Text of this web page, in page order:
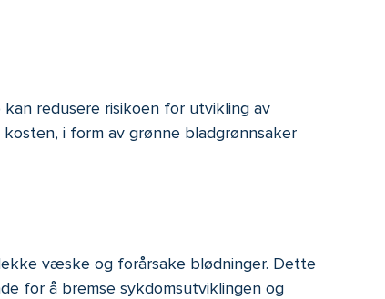
redusere risikoen for utvikling av
i form av grønne bladgrønnsaker
væske og forårsake blødninger. Dette
for å bremse sykdomsutviklingen og